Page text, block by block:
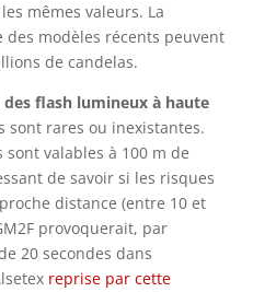
mêmes valeurs. La
modèles récents peuvent
de candelas.
flash lumineux à haute
sont rares ou inexistantes.
valables à 100 m de
de savoir si les risques
distance (entre 10 et
provoquerait, par
20 secondes dans
reprise par cette